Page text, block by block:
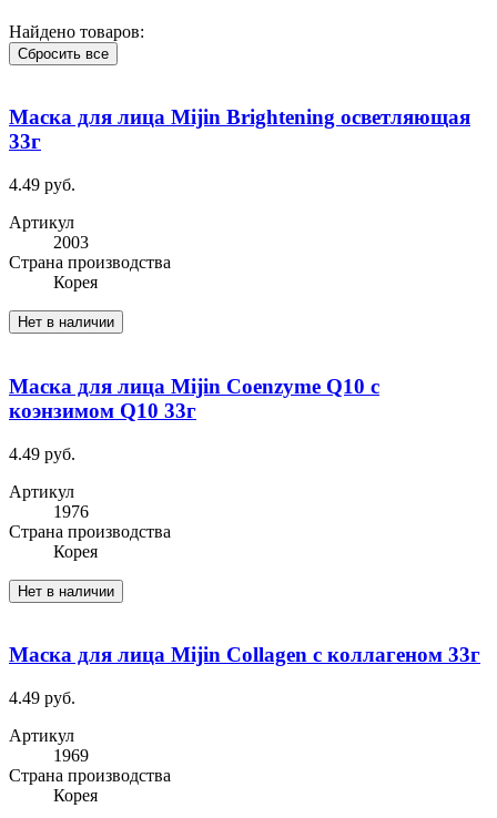
Найдено товаров:
Сбросить все
Маска для лица Mijin Brightening осветляющая
33г
4.49 руб.
Артикул
2003
Cтрана производства
Корея
Нет в наличии
Маска для лица Mijin Coenzyme Q10 с
коэнзимом Q10 33г
4.49 руб.
Артикул
1976
Cтрана производства
Корея
Нет в наличии
Маска для лица Mijin Collagen с коллагеном 33г
4.49 руб.
Артикул
1969
Cтрана производства
Корея